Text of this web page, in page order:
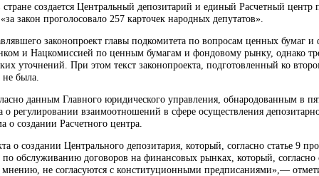
стране создается Центральный депозитарий и единый Расчетный
закон проголосовало 257 карточек народных депутатов».
законопроект главы подкомитета по вопросам ценных бумаг
и Нацкомиссией по ценным бумагам и фондовому рынку, однако
уточнений. При этом текст законопроекта, подготовленный ко
была.
данным Главного юридического управления, обнародованным в
о регулировании взаимоотношений в сфере осуществления
о создании Расчетного центра.
о создании Центрального депозитария, который, согласно статье 9
по обслуживанию договоров на финансовых рынках, который, согласно
не согласуются с конституционными предписаниями»,—